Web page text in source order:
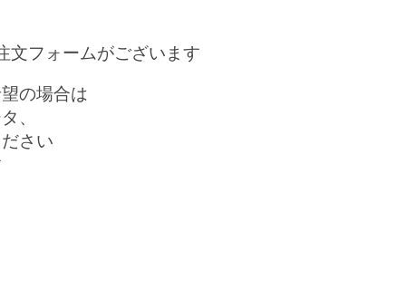
文フォームがございます
の場合は
、
さい